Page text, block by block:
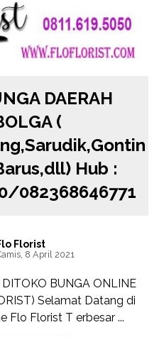
DAERAH
(
Hub :
082368646771
Florist
8 April 2021
BUNGA ONLINE
Selamat Datang di
Flo Florist T erbesar ...